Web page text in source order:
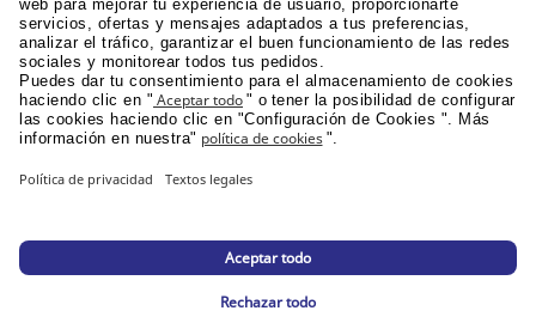
¿QUÉ OFRECEMOS?
ENVÍO
sin pedido mínimo
ENTREGA EN 24H
para pedidos antes de las 17h en península
DEVOLUCIONES
INFORMACIÓN GENERAL